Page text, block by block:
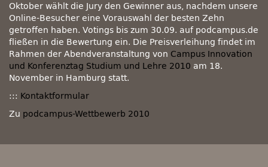
Oktober wählt die Jury den Gewinner aus, nachdem unsere
Online-Besucher eine Vorauswahl der besten Zehn
getroffen haben. Votings bis zum 30.09. auf podcampus.de
fließen in die Bewertung ein. Die Preisverleihung findet im
Rahmen der Abendveranstaltung von Campus Innovation
und Konferenztag Studium und Lehre 2010 am 18.
November in Hamburg statt.
::: Kontaktformular
Zu podcampus-Wettbewerb 2010